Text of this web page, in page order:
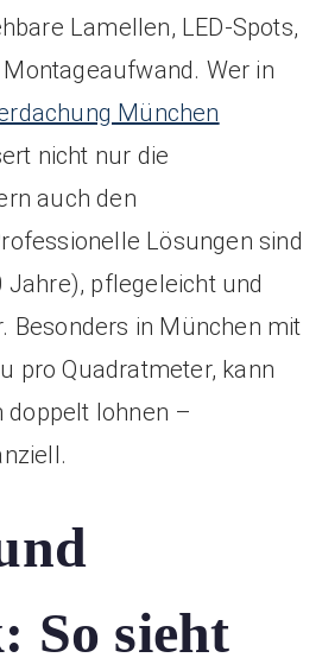
Lamellen, LED-Spots,
Wer in
München
nicht nur die
auch den
Lösungen sind
Jahre), pflegeleicht und
Besonders in München mit
pro Quadratmeter, kann
doppelt lohnen –
So sieht